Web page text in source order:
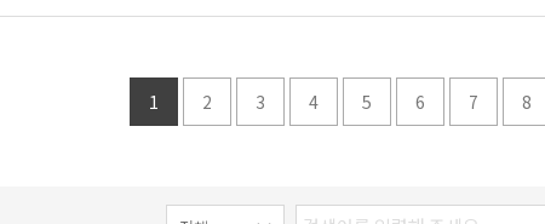
1 2 3 4 5 6 7 8